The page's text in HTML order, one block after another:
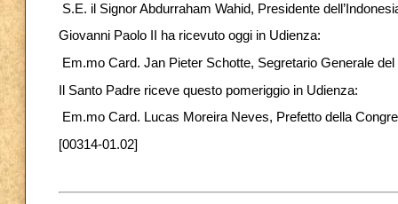
S.E. il Signor Abdurraham Wahid, Presidente
Giovanni Paolo II ha ricevuto oggi in Udienza:
Em.mo Card. Jan Pieter Schotte, Segretario Generale
Il Santo Padre riceve questo pomeriggio in Udienza:
Em.mo Card. Lucas Moreira Neves, Prefetto della
[00314-01.02]